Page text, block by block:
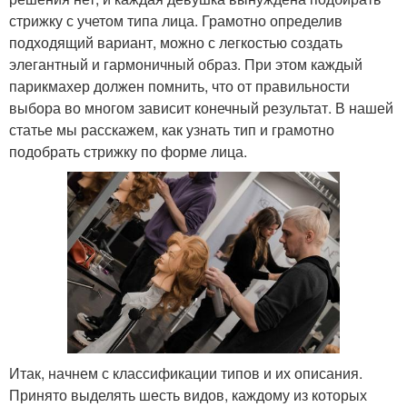
стрижку с учетом типа лица. Грамотно определив
подходящий вариант, можно с легкостью создать
элегантный и гармоничный образ. При этом каждый
парикмахер должен помнить, что от правильности
выбора во многом зависит конечный результат. В нашей
статье мы расскажем, как узнать тип и грамотно
подобрать стрижку по форме лица.
Итак, начнем с классификации типов и их описания.
Принято выделять шесть видов, каждому из которых